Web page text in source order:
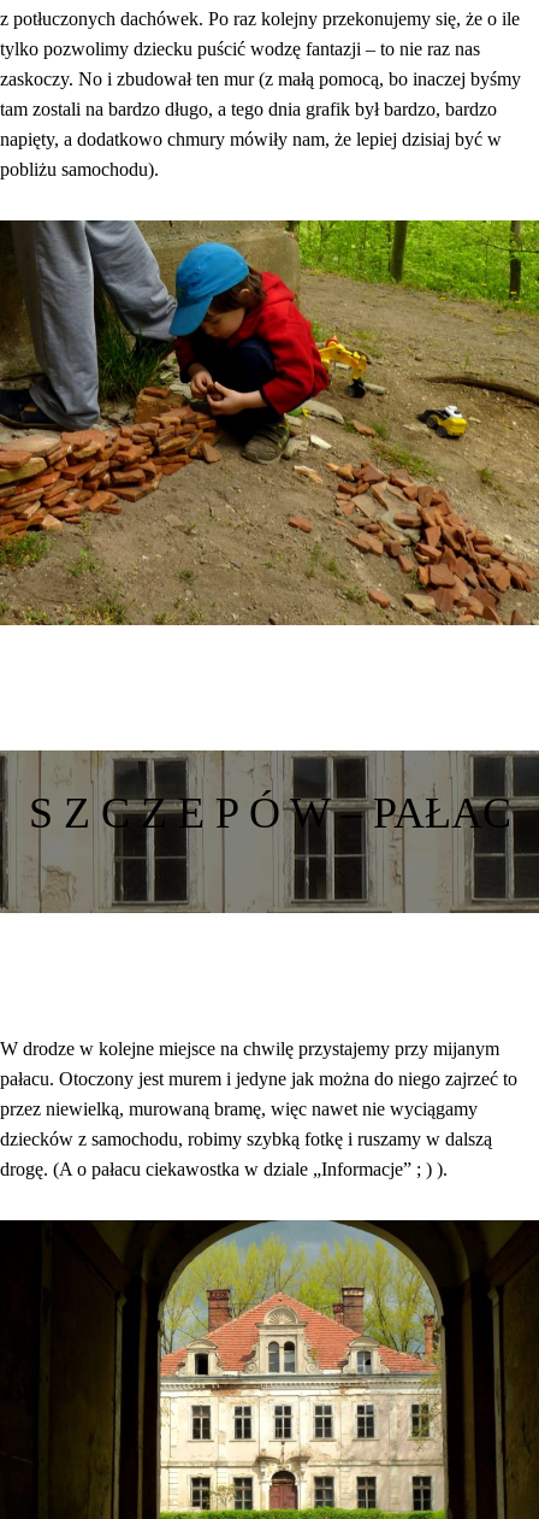
z potłuczonych dachówek. Po raz kolejny przekonujemy się, że o ile
tylko pozwolimy dziecku puścić wodzę fantazji – to nie raz nas
zaskoczy. No i zbudował ten mur (z małą pomocą, bo inaczej byśmy
tam zostali na bardzo długo, a tego dnia grafik był bardzo, bardzo
napięty, a dodatkowo chmury mówiły nam, że lepiej dzisiaj być w
pobliżu samochodu).
S Z C Z E P Ó W – PAŁAC
W drodze w kolejne miejsce na chwilę przystajemy przy mijanym
pałacu. Otoczony jest murem i jedyne jak można do niego zajrzeć to
przez niewielką, murowaną bramę, więc nawet nie wyciągamy
dziecków z samochodu, robimy szybką fotkę i ruszamy w dalszą
drogę. (A o pałacu ciekawostka w dziale „Informacje” ; ) ).